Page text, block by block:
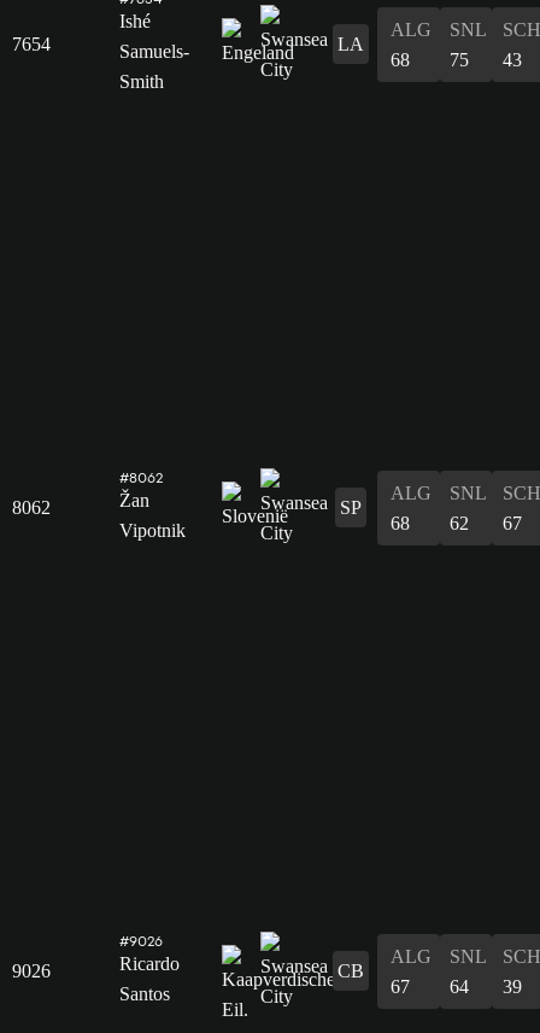
7654
Ishé
Samuels-
Smith
LA
ALG
68
SNL
75
SCH
43
8062
#8062
Žan
Vipotnik
SP
ALG
68
SNL
62
SCH
67
9026
#9026
Ricardo
Santos
CB
ALG
67
SNL
64
SCH
39